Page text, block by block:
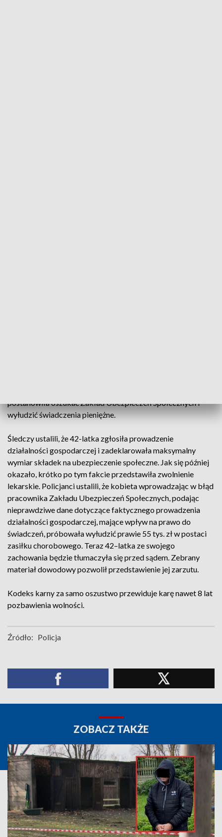
postanowiła oszukać Zakład Ubezpieczeń Społecznych i
wyłudzić świadczenia pieniężne.
Śledczy ustalili, że 42-latka zgłosiła prowadzenie
działalności gospodarczej i zadeklarowała maksymalny
wymiar składek na ubezpieczenie społeczne. Jak się później
okazało, krótko po tym fakcie przedstawiła zwolnienie
lekarskie. Policjanci ustalili, że kobieta wprowadzając w błąd
pracownika Zakładu Ubezpieczeń Społecznych, podając
nieprawdziwe dane dotyczące faktycznego prowadzenia
działalności gospodarczej, mające wpływ na prawo do
świadczeń, próbowała wyłudzić prawie 55 tys. zł w postaci
zasiłku chorobowego. Teraz 42–latka ze swojego
zachowania będzie tłumaczyła się przed sądem. Zebrany
materiał dowodowy pozwolił przedstawienie jej zarzutu.
Kodeks karny za samo oszustwo przewiduje karę nawet 8 lat
pozbawienia wolności.
Źródło: Policja
ZOBACZ TAKŻE